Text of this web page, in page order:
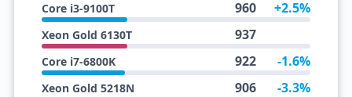
Core i3-9100T 960 +2.5%
Xeon Gold 6130T 937
Core i7-6800K 922 -1.6%
Xeon Gold 5218N 906 -3.3%